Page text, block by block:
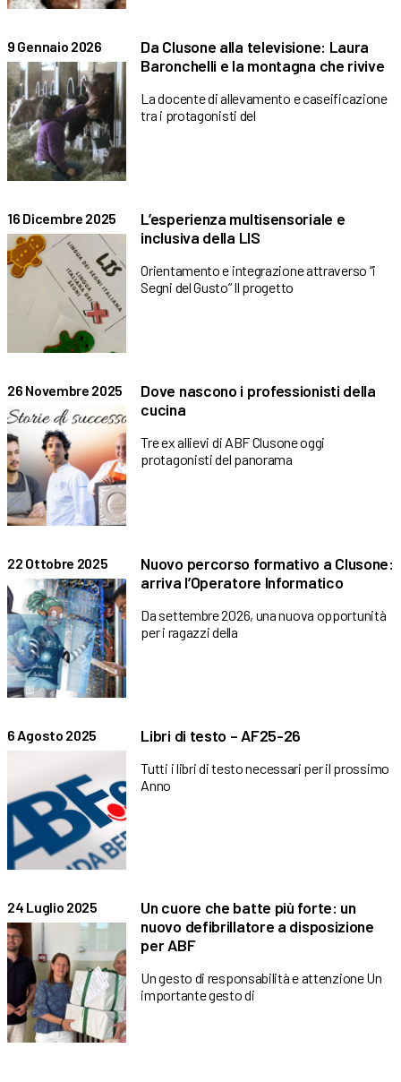
9 Gennaio 2026
Da Clusone alla televisione: Laura
Baronchelli e la montagna che rivive
La docente di allevamento e caseificazione
tra i protagonisti del
16 Dicembre 2025
L’esperienza multisensoriale e
inclusiva della LIS
Orientamento e integrazione attraverso “i
Segni del Gusto” Il progetto
26 Novembre 2025
Dove nascono i professionisti della
cucina
Tre ex allievi di ABF Clusone oggi
protagonisti del panorama
22 Ottobre 2025
Nuovo percorso formativo a Clusone:
arriva l’Operatore Informatico
Da settembre 2026, una nuova opportunità
per i ragazzi della
6 Agosto 2025 Libri di testo – AF25-26
Tutti i libri di testo necessari per il prossimo
Anno
24 Luglio 2025
Un cuore che batte più forte: un
nuovo defibrillatore a disposizione
per ABF
Un gesto di responsabilità e attenzione Un
importante gesto di